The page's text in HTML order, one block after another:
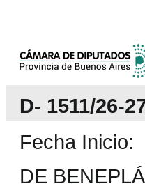
D- 1511/
Fecha Inicio:
DE